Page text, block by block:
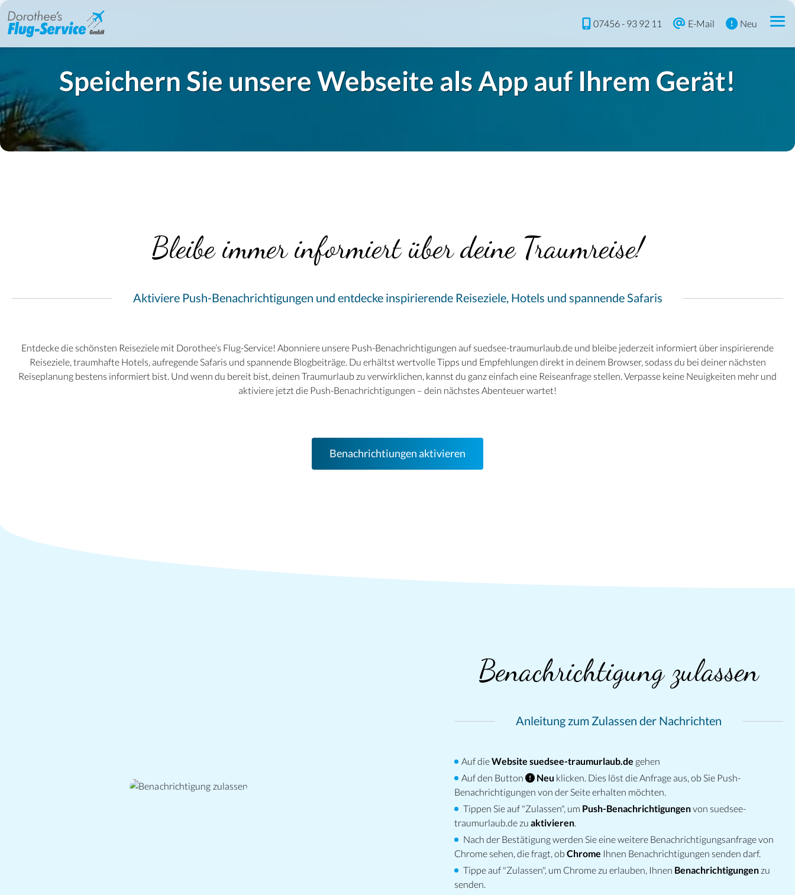
Kreuzfahrten
Reise planen
07456 - 93 92 11 E-Mail Neu
Speichern Sie unsere Webseite als App auf Ihrem Gerät!
Bleibe immer informiert über deine Traumreise!
Aktiviere Push-Benachrichtigungen und entdecke inspirierende Reiseziele, Hotels und spannende Safaris
Entdecke die schönsten Reiseziele mit Dorothee’s Flug-Service! Abonniere unsere Push-Benachrichtigungen auf suedsee-traumurlaub.de und bleibe jederzeit informiert über inspirierende
Reiseziele, traumhafte Hotels, aufregende Safaris und spannende Blogbeiträge. Du erhältst wertvolle Tipps und Empfehlungen direkt in deinem Browser, sodass du bei deiner nächsten
Reiseplanung bestens informiert bist. Und wenn du bereit bist, deinen Traumurlaub zu verwirklichen, kannst du ganz einfach eine Reiseanfrage stellen. Verpasse keine Neuigkeiten mehr und
aktiviere jetzt die Push-Benachrichtigungen – dein nächstes Abenteuer wartet!
Benachrichtiungen aktivieren
Benachrichtigung zulassen
Anleitung zum Zulassen der Nachrichten
Auf dieWebsite suedsee-traumurlaub.de gehen
Auf den Button
Neu klicken. Dies löst die Anfrage aus, ob Sie Push-
Benachrichtigungen von der Seite erhalten möchten.
Tippen Sie auf "Zulassen", um Push-Benachrichtigungenvon suedsee-
traumurlaub.de zu aktivieren.
Nach der Bestätigung werden Sie eine weitere Benachrichtigungsanfrage von
Chrome sehen, die fragt, ob Chrome Ihnen Benachrichtigungen senden darf.
Tippe auf "Zulassen", um Chrome zu erlauben, Ihnen Benachrichtigungenzu
senden.